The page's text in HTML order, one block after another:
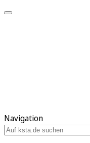
Navigation